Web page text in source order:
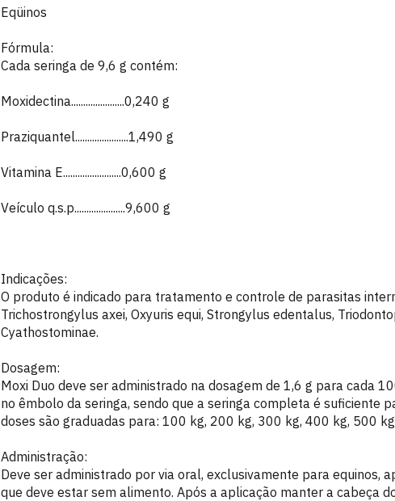
Eqüinos
Fórmula:
Cada seringa de 9,6 g contém:
Moxidectina......................0,240 g
Praziquantel......................1,490 g
Vitamina E........................0,600 g
Veículo q.s.p.....................9,600 g
Indicações:
O produto é indicado para tratamento e controle de parasitas
Trichostrongylus axei, Oxyuris equi, Strongylus edentalus,
Cyathostominae.
Dosagem:
Moxi Duo deve ser administrado na dosagem de 1,6 g para cada
no êmbolo da seringa, sendo que a seringa completa é suficiente
doses são graduadas para: 100 kg, 200 kg, 300 kg, 400 kg, 500
Administração:
Deve ser administrado por via oral, exclusivamente para equinos,
que deve estar sem alimento. Após a aplicação manter a cabeça